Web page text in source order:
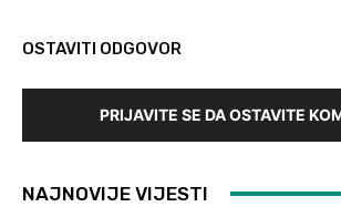
OSTAVITI ODGOVOR
PRIJAVITE SE DA OSTAVITE
NAJNOVIJE VIJESTI